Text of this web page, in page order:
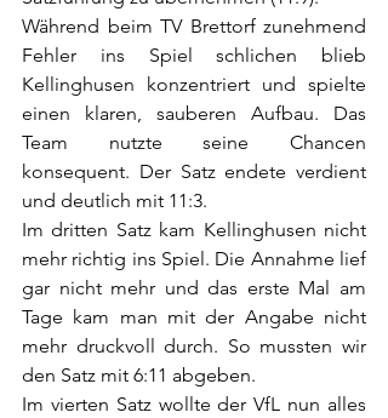
Während beim TV Brettorf zunehmend
Fehler ins Spiel schlichen blieb
Kellinghusen konzentriert und spielte
einen klaren, sauberen Aufbau. Das
Team nutzte seine Chancen
konsequent. Der Satz endete verdient
und deutlich mit 11:3.
Im dritten Satz kam Kellinghusen nicht
mehr richtig ins Spiel. Die Annahme lief
gar nicht mehr und das erste Mal am
Tage kam man mit der Angabe nicht
mehr druckvoll durch. So mussten wir
den Satz mit 6:11 abgeben.
Im vierten Satz wollte der VfL nun alles